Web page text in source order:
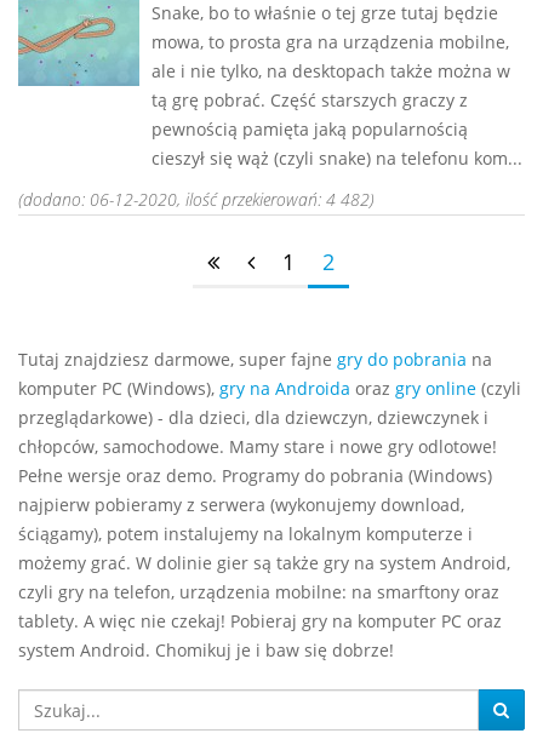
Snake, bo to właśnie o tej grze tutaj będzie
mowa, to prosta gra na urządzenia mobilne,
ale i nie tylko, na desktopach także można w
tą grę pobrać. Część starszych graczy z
pewnością pamięta jaką popularnością
cieszył się wąż (czyli snake) na telefonu kom...
(dodano: 06-12-2020, ilość przekierowań: 4 482)
1 2
Tutaj znajdziesz darmowe, super fajne gry do pobrania na
komputer PC (Windows), gry na Androida oraz gry online (czyli
przeglądarkowe) - dla dzieci, dla dziewczyn, dziewczynek i
chłopców, samochodowe. Mamy stare i nowe gry odlotowe!
Pełne wersje oraz demo. Programy do pobrania (Windows)
najpierw pobieramy z serwera (wykonujemy download,
ściągamy), potem instalujemy na lokalnym komputerze i
możemy grać. W dolinie gier są także gry na system Android,
czyli gry na telefon, urządzenia mobilne: na smarftony oraz
tablety. A więc nie czekaj! Pobieraj gry na komputer PC oraz
system Android. Chomikuj je i baw się dobrze!